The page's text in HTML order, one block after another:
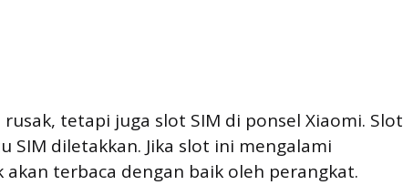
tetapi juga slot SIM di ponsel Xiaomi. Slot
SIM diletakkan. Jika slot ini mengalami
terbaca dengan baik oleh perangkat.